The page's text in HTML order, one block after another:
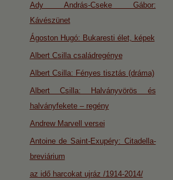
Ady András-Cseke Gábor:
Kávészünet
Ágoston Hugó: Bukaresti élet, képek
Albert Csilla családregénye
Albert Csilla: Fényes tisztás (dráma)
Albert Csilla: Halványvörös és
halványfekete – regény
Andrew Marvell versei
Antoine de Saint-Exupéry: Citadella-
breviárium
az idő harcokat ujráz /1914-2014/